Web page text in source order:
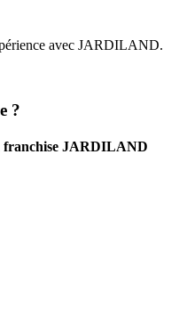
avec JARDILAND.
?
franchise JARDILAND